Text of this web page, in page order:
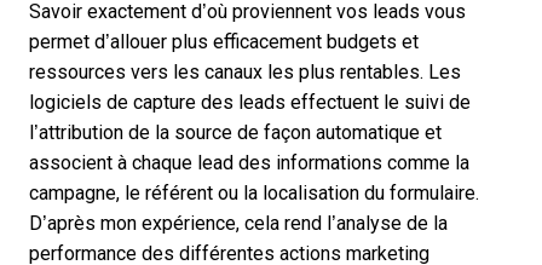
Savoir exactement d’où proviennent vos leads vous
permet d’allouer plus efficacement budgets et
ressources vers les canaux les plus rentables. Les
logiciels de capture des leads effectuent le suivi de
l’attribution de la source de façon automatique et
associent à chaque lead des informations comme la
campagne, le référent ou la localisation du formulaire.
D’après mon expérience, cela rend l’analyse de la
performance des différentes actions marketing